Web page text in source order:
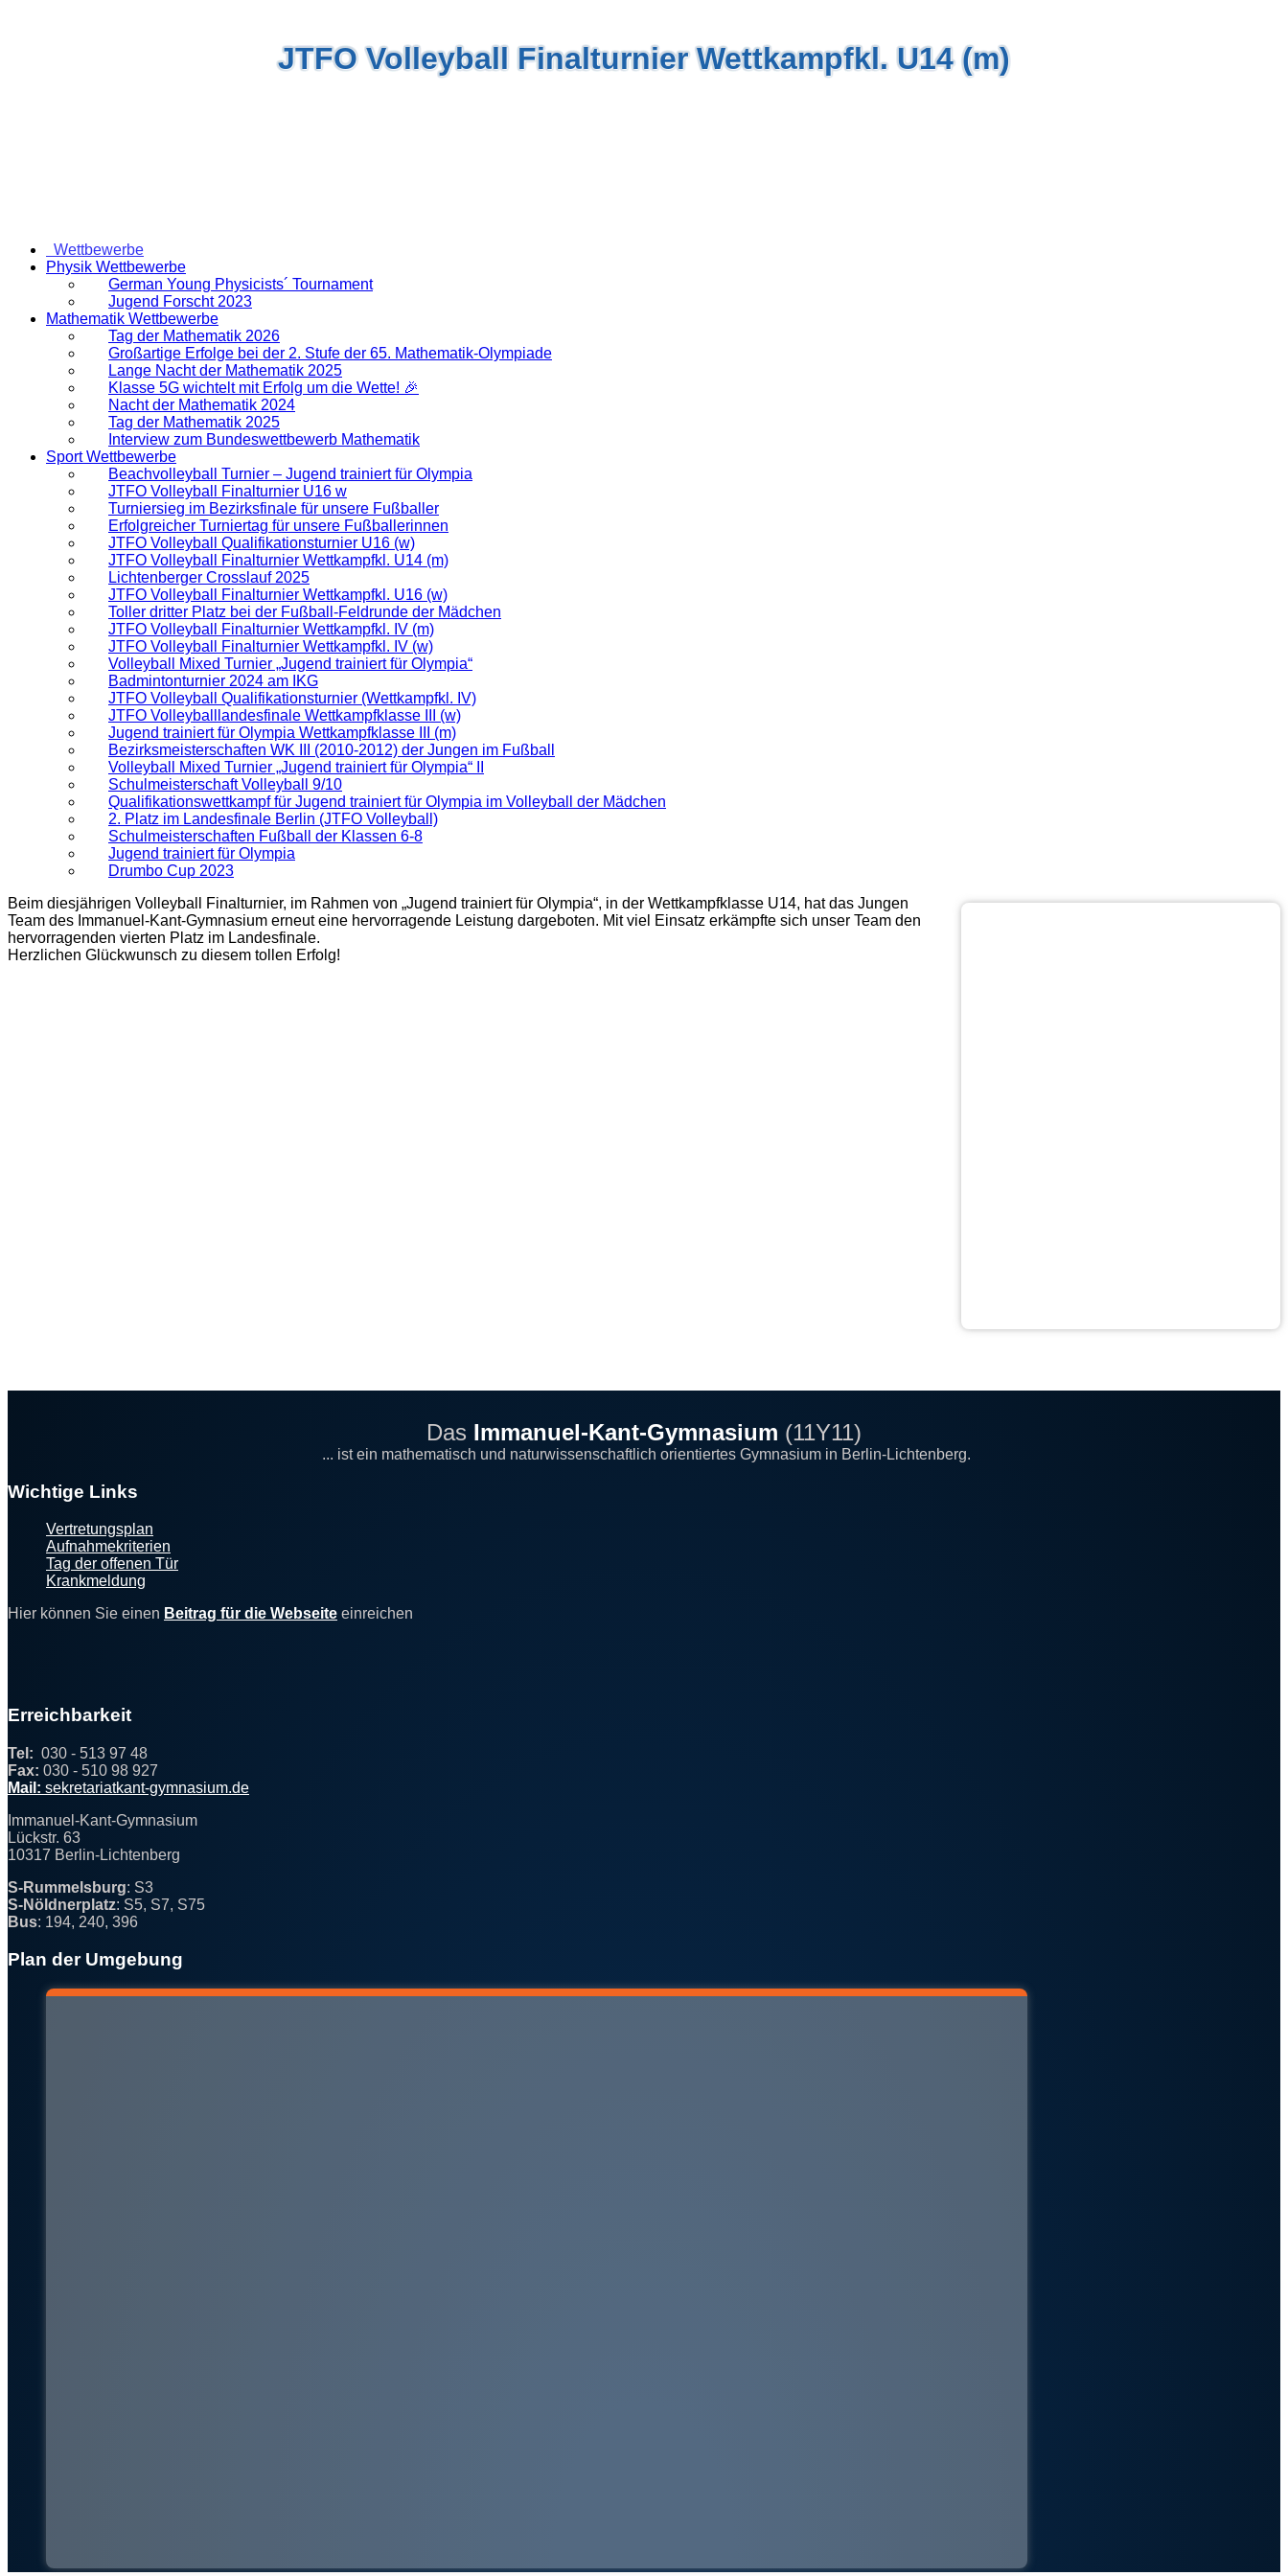
JTFO Volleyball Finalturnier Wettkampfkl. U14 (m)
Wettbewerbe
Physik Wettbewerbe
German Young Physicists´ Tournament
Jugend Forscht 2023
Mathematik Wettbewerbe
Tag der Mathematik 2026
Großartige Erfolge bei der 2. Stufe der 65. Mathematik-Olympiade
Lange Nacht der Mathematik 2025
Klasse 5G wichtelt mit Erfolg um die Wette! 🎉
Nacht der Mathematik 2024
Tag der Mathematik 2025
Interview zum Bundeswettbewerb Mathematik
Sport Wettbewerbe
Beachvolleyball Turnier – Jugend trainiert für Olympia
JTFO Volleyball Finalturnier U16 w
Turniersieg im Bezirksfinale für unsere Fußballer
Erfolgreicher Turniertag für unsere Fußballerinnen
JTFO Volleyball Qualifikationsturnier U16 (w)
JTFO Volleyball Finalturnier Wettkampfkl. U14 (m)
Lichtenberger Crosslauf 2025
JTFO Volleyball Finalturnier Wettkampfkl. U16 (w)
Toller dritter Platz bei der Fußball-Feldrunde der Mädchen
JTFO Volleyball Finalturnier Wettkampfkl. IV (m)
JTFO Volleyball Finalturnier Wettkampfkl. IV (w)
Volleyball Mixed Turnier „Jugend trainiert für Olympia“
Badmintonturnier 2024 am IKG
JTFO Volleyball Qualifikationsturnier (Wettkampfkl. IV)
JTFO Volleyballlandesfinale Wettkampfklasse III (w)
Jugend trainiert für Olympia Wettkampfklasse III (m)
Bezirksmeisterschaften WK III (2010-2012) der Jungen im Fußball
Volleyball Mixed Turnier „Jugend trainiert für Olympia“ II
Schulmeisterschaft Volleyball 9/10
Qualifikationswettkampf für Jugend trainiert für Olympia im Volleyball der Mädchen
2. Platz im Landesfinale Berlin (JTFO Volleyball)
Schulmeisterschaften Fußball der Klassen 6-8
Jugend trainiert für Olympia
Drumbo Cup 2023
Beim diesjährigen Volleyball Finalturnier, im Rahmen von „Jugend trainiert für Olympia“, in der Wettkampfklasse U14, hat das Jungen
Team des Immanuel-Kant-Gymnasium erneut eine hervorragende Leistung dargeboten. Mit viel Einsatz erkämpfte sich unser Team den
hervorragenden vierten Platz im Landesfinale.
Herzlichen Glückwunsch zu diesem tollen Erfolg!
Das Immanuel-Kant-Gymnasium (11Y11)
... ist ein mathematisch und naturwissenschaftlich orientiertes Gymnasium in Berlin-Lichtenberg.
Footer
Wichtige Links
Vertretungsplan
Aufnahmekriterien
Tag der offenen Tür
Krankmeldung
Hier können Sie einen Beitrag für die Webseite einreichen
Erreichbarkeit
Tel: 030 - 513 97 48
Fax: 030 - 510 98 927
Mail: sekretariat@
kant-gymnasium.de
Immanuel-Kant-Gymnasium
Lückstr. 63
10317 Berlin-Lichtenberg
S-Rummelsburg: S3
S-Nöldnerplatz: S5, S7, S75
Bus: 194, 240, 396
Plan der Umgebung